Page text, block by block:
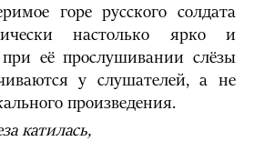
горе русского солдата
настолько ярко и
при её прослушивании слёзы
у слушателей, а не
произведения.
катилась,